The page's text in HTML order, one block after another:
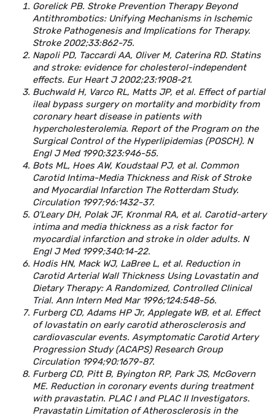
Gorelick PB. Stroke Prevention Therapy Beyond
Antithrombotics: Unifying Mechanisms in Ischemic
Stroke Pathogenesis and Implications for Therapy.
Stroke 2002;33:862-75.
Napoli PD, Taccardi AA, Oliver M, Caterina RD. Statins
and stroke: evidence for cholesterol-independent
effects. Eur Heart J 2002;23:1908-21.
Buchwald H, Varco RL, Matts JP, et al. Effect of partial
ileal bypass surgery on mortality and morbidity from
coronary heart disease in patients with
hypercholesterolemia. Report of the Program on the
Surgical Control of the Hyperlipidemias (POSCH). N
Engl J Med 1990;323:946-55.
Bots ML, Hoes AW, Koudstaal PJ, et al. Common
Carotid Intima-Media Thickness and Risk of Stroke
and Myocardial Infarction The Rotterdam Study.
Circulation 1997;96:1432-37.
O'Leary DH, Polak JF, Kronmal RA, et al. Carotid-artery
intima and media thickness as a risk factor for
myocardial infarction and stroke in older adults. N
Engl J Med 1999;340:14-22.
Hodis HN, Mack WJ, LaBree L, et al. Reduction in
Carotid Arterial Wall Thickness Using Lovastatin and
Dietary Therapy: A Randomized, Controlled Clinical
Trial. Ann Intern Med Mar 1996;124:548-56.
Furberg CD, Adams HP Jr, Applegate WB, et al. Effect
of lovastatin on early carotid atherosclerosis and
cardiovascular events. Asymptomatic Carotid Artery
Progression Study (ACAPS) Research Group
Circulation 1994;90:1679-87.
Furberg CD, Pitt B, Byington RP, Park JS, McGovern
ME. Reduction in coronary events during treatment
with pravastatin. PLAC I and PLAC II Investigators.
Pravastatin Limitation of Atherosclerosis in the